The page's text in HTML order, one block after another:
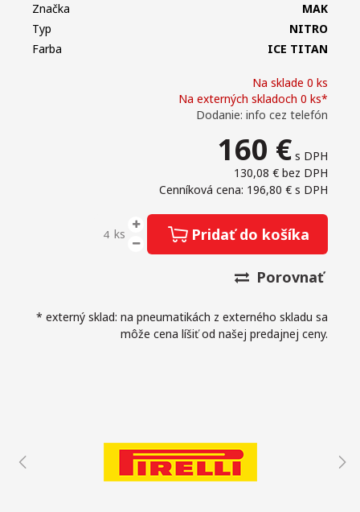
Na sklade 0 ks
Na externých skladoch 0 ks*
Dodanie: info cez telefón
160 € s DPH
130,08 € bez DPH
Cenníková cena: 196,80 € s DPH
ks Pridať do košíka
Porovnať
* externý sklad: na pneumatikách z externého skladu sa
môže cena líšiť od našej predajnej ceny.
Značka
MAK
Typ
NITRO
Farba
ICE TITAN